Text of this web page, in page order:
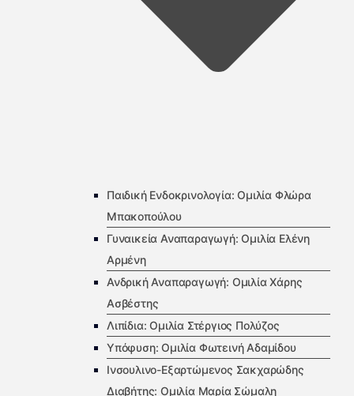
Παιδική Ενδοκρινολογία: Ομιλία Φλώρα
Μπακοπούλου
Γυναικεία Αναπαραγωγή: Ομιλία Ελένη
Αρμένη
Ανδρική Αναπαραγωγή: Ομιλία Χάρης
Ασβέστης
Λιπίδια: Ομιλία Στέργιος Πολύζος
Υπόφυση: Ομιλία Φωτεινή Αδαμίδου
Ινσουλινο-Εξαρτώμενος Σακχαρώδης
Διαβήτης: Ομιλία Μαρία Σώμαλη